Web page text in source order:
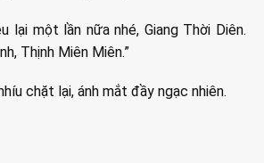
lại một lần nữa nhé, Giang Thời Diên.
Thịnh Miên Miên.”
chặt lại, ánh mắt đầy ngạc nhiên.